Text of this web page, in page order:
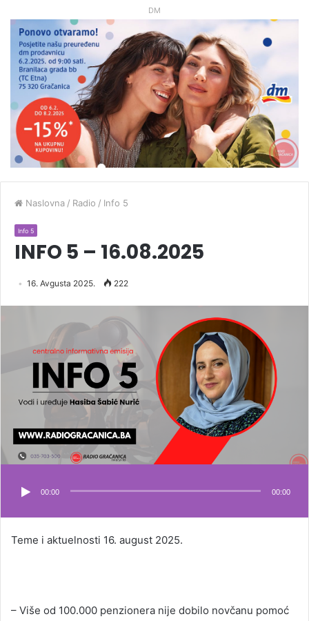
DM
Naslovna / Radio / Info 5
Info 5
INFO 5 – 16.08.2025
16. Avgusta 2025. 222
00:00 00:00
Teme i aktuelnosti 16. august 2025.
– Više od 100.000 penzionera nije dobilo novčanu pomoć